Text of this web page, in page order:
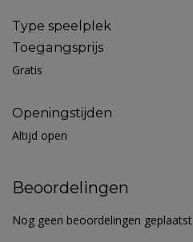
Type speelplek
Toegangsprijs
Gratis
Openingstijden
Altijd open
Beoordelingen
Nog geen beoordelingen geplaatst